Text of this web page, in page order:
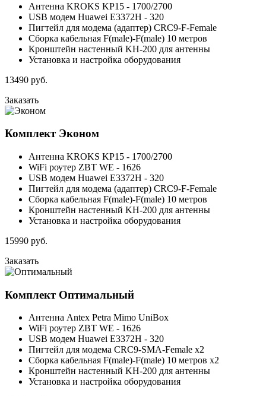
Антенна KROKS KP15 - 1700/2700
USB модем Huawei E3372H - 320
Пигтейл для модема (адаптер) CRC9-F-Female
Сборка кабельная F(male)-F(male) 10 метров
Кронштейн настенный KH-200 для антенны
Установка и настройка оборудования
13490 руб.
Заказать
Комплект Эконом
Антенна KROKS KP15 - 1700/2700
WiFi роутер ZBT WE - 1626
USB модем Huawei E3372H - 320
Пигтейл для модема (адаптер) CRC9-F-Female
Сборка кабельная F(male)-F(male) 10 метров
Кронштейн настенный KH-200 для антенны
Установка и настройка оборудования
15990 руб.
Заказать
Комплект Оптимальный
Антенна Antex Petra Mimo UniBox
WiFi роутер ZBT WE - 1626
USB модем Huawei E3372H - 320
Пигтейл для модема CRC9-SMA-Female x2
Сборка кабельная F(male)-F(male) 10 метров x2
Кронштейн настенный KH-200 для антенны
Установка и настройка оборудования